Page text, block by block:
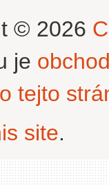
© 2026
je
tejto
site.